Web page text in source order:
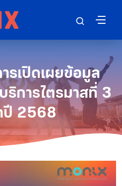
รเปิดเผยข้อมูล
การไตรมาสที่ 3
ปี 2568